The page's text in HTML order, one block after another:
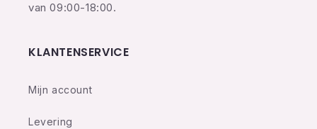
van 09:00-18:00.
KLANTENSERVICE
Mijn account
Levering